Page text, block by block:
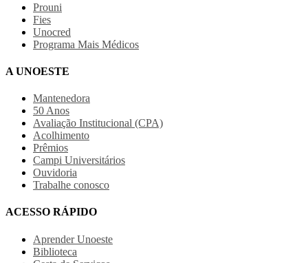
Prouni
Fies
Unocred
Programa Mais Médicos
A UNOESTE
Mantenedora
50 Anos
Avaliação Institucional (CPA)
Acolhimento
Prêmios
Campi Universitários
Ouvidoria
Trabalhe conosco
ACESSO RÁPIDO
Aprender Unoeste
Biblioteca